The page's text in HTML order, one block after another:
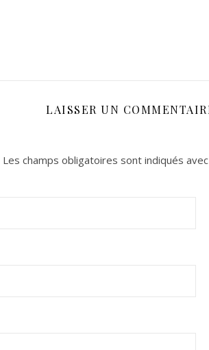
LAISSER UN
Les champs obligatoires sont indiqués avec